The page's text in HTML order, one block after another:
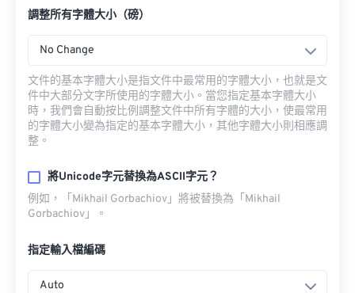
調整所有字體大小（磅）
No Change
文件的基本字體大小是指文件中最常用的字體大小，也就是文
件中大部分文字所使用的字體大小。當您指定基本字體大小
時，我們會自動按比例調整文件中所有字體的大小，使最常用
的字體大小變為指定的基本字體大小，其他字體大小則相應調
整。
將Unicode字元替換為ASCII字元？
例如，「Mikhail Gorbachiov」將被替換為「Mikhail
Gorbachiov」。
指定輸入檔編碼
Auto